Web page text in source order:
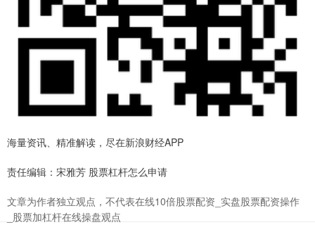
海量资讯、精准解读，尽在新浪财经APP
责任编辑：宋雅芳 股票杠杆怎么申请
文章为作者独立观点，不代表在线10倍股票配资_实盘股票配资操作
_股票加杠杆在线操盘观点